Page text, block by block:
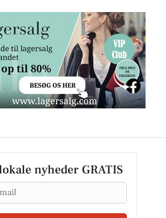
nyheder GRATIS